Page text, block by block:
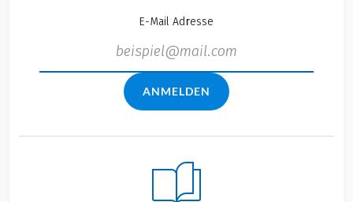
E-Mail Adresse
ANMELDEN